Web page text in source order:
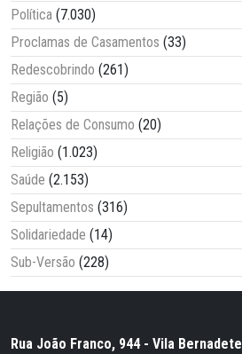
Política (7.030)
Proclamas de Casamentos (33)
Redescobrindo (261)
Região (5)
Relações de Consumo (20)
Religião (1.023)
Saúde (2.153)
Sepultamentos (316)
Solidariedade (14)
Sub-Versão (228)
Rua João Franco, 944 - Vila Bernadete